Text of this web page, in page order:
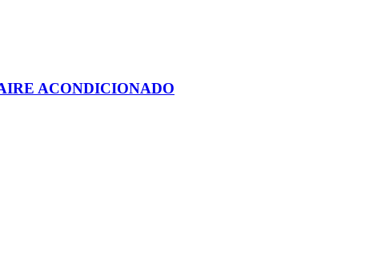
ACONDICIONADO